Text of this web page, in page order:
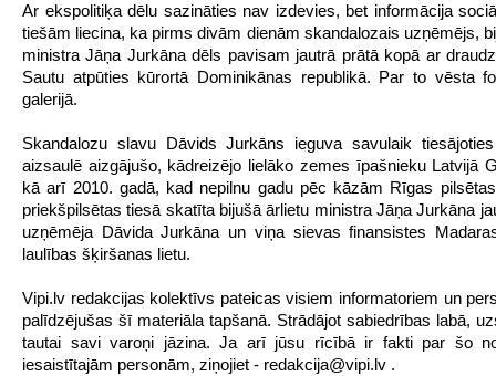
Ar ekspolitiķa dēlu sazināties nav izdevies, bet informācija
tiešām liecina, ka pirms divām dienām skandalozais uzņēmējs,
ministra Jāņa Jurkāna dēls pavisam jautrā prātā kopā ar
Sautu atpūties kūrortā Dominikānas republikā. Par to vēsta
galerijā.
Skandalozu slavu Dāvids Jurkāns ieguva savulaik
aizsaulē aizgājušo, kādreizējo lielāko zemes īpašnieku Latvijā
kā arī 2010. gadā, kad nepilnu gadu pēc kāzām Rīgas
priekšpilsētas tiesā skatīta bijušā ārlietu ministra Jāņa Jurkāna
uzņēmēja Dāvida Jurkāna un viņa sievas finansistes
laulības šķiršanas lietu.
Vipi.lv redakcijas kolektīvs pateicas visiem informatoriem un
palīdzējušas šī materiāla tapšanā. Strādājot sabiedrības labā,
tautai savi varoņi jāzina. Ja arī jūsu rīcībā ir fakti par šo
iesaistītajām personām, ziņojiet - redakcija@vipi.lv .